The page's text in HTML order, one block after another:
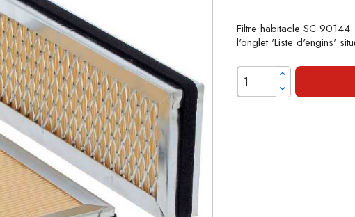
Filtre habitacle SC
l'onglet 'Liste d'engins'